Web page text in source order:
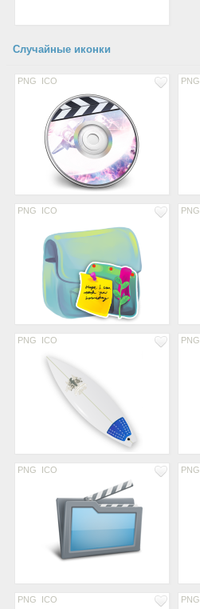
Случайные иконки
PNG ICO PNG
PNG ICO PNG
PNG ICO PNG
PNG ICO PNG
PNG ICO PNG